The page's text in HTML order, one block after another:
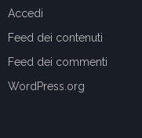
Accedi
Feed dei contenuti
Feed dei commenti
WordPress.org